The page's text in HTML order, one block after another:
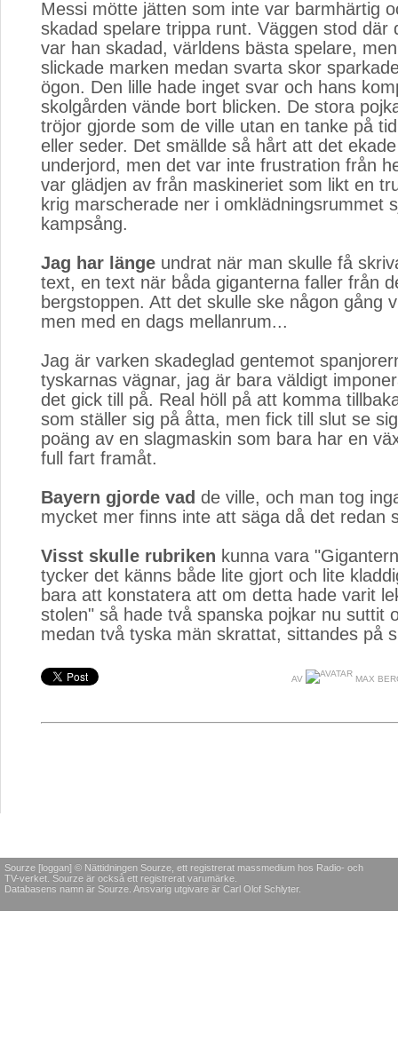
Messi mötte jätten som inte var barmhärtig
skadad spelare trippa runt. Väggen stod där
var han skadad, världens bästa spelare,
slickade marken medan svarta skor
ögon. Den lille hade inget svar och hans
skolgården vände bort blicken. De stora
tröjor gjorde som de ville utan en tanke på
eller seder. Det smällde så hårt att det
underjord, men det var inte frustration från
var glädjen av från maskineriet som likt en
krig marscherade ner i omklädningsrummet
kampsång.
Jag har länge undrat när man skulle få
text, en text när båda giganterna faller från
bergstoppen. Att det skulle ske någon gång
men med en dags mellanrum...
Jag är varken skadeglad gentemot
tyskarnas vägnar, jag är bara väldigt
det gick till på. Real höll på att komma
som ställer sig på åtta, men fick till slut se
poäng av en slagmaskin som bara har en
full fart framåt.
Bayern gjorde vad de ville, och man tog
mycket mer finns inte att säga då det redan
Visst skulle rubriken kunna vara
tycker det känns både lite gjort och lite
bara att konstatera att om detta hade varit
stolen" så hade två spanska pojkar nu suttit
medan två tyska män skrattat, sittandes på
AV MAX
Sourze [loggan] © Nättidningen Sourze, ett registrerat massmedium hos Radio- och
TV-verket. Sourze är också ett registrerat varumärke.
Databasens namn är Sourze. Ansvarig utgivare är Carl Olof Schlyter.